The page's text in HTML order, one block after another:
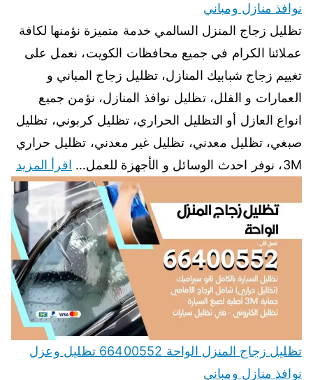
نوافذ منازل ومباني
تظليل زجاج المنزل السالمي خدمة متميزة نؤمنها لكافة
عملائنا الكرام في جميع محافظات الكويت، نعمل على
تغييم زجاج شبابيك المنازل، تظليل زجاج المباني و
العمارات و الفلل، تظليل نوافذ المنازل، نؤمن جميع
انواع العازل أو التظليل الحراري، تظليل كربوني، تظليل
صبغي، تظليل معدني، تظليل غير معدني، تظليل حراري
3M، نوفر احدث الوسائل و الأجهزة للعمل…
اقرأ المزيد
تظليل زجاج المنزل الواحة 66400552 تظليل وعزل
نوافذ منازل ومباني